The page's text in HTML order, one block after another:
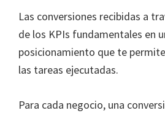
Las conversiones recibidas a
de los KPIs fundamentales en
posicionamiento que te
las tareas ejecutadas.
Para cada negocio, una